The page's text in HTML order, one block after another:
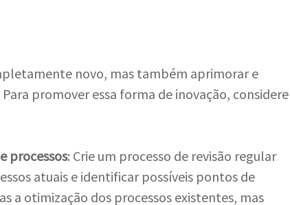
novo, mas também aprimorar e
promover essa forma de inovação, considere
processos: Crie um processo de revisão regular
atuais e identificar possíveis pontos de
a otimização dos processos existentes, mas